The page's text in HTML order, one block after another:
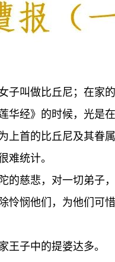
子叫做比丘尼；在家
经》的时候，光是在
首的比丘尼及其眷属
难统计。
的慈悲，对一切弟子
怜悯他们，为他们可
王子中的提婆达多。